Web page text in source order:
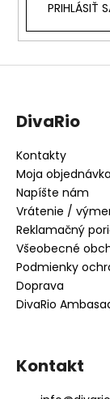
PRIHLÁSIŤ
DivaRio
Kontakty
Moja objednávka
Napíšte nám
Vrátenie /
Reklamačný
Všeobecné
Podmienky
Doprava
DivaRio
Kontakt